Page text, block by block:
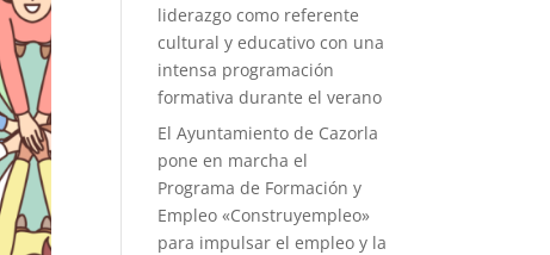
liderazgo como referente
cultural y educativo con una
intensa programación
formativa durante el verano
El Ayuntamiento de Cazorla
pone en marcha el
Programa de Formación y
Empleo «Construyempleo»
para impulsar el empleo y la